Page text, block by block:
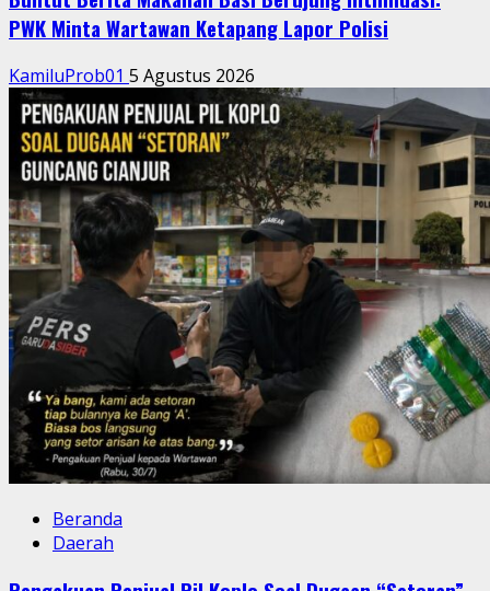
PWK Minta Wartawan Ketapang Lapor Polisi
KamiluProb01 5 Agustus 2026
Beranda
Daerah